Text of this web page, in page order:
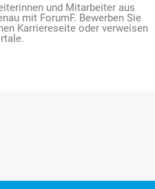
und Mitarbeiter aus
mit ForumF. Bewerben Sie
Karriereseite oder verweisen